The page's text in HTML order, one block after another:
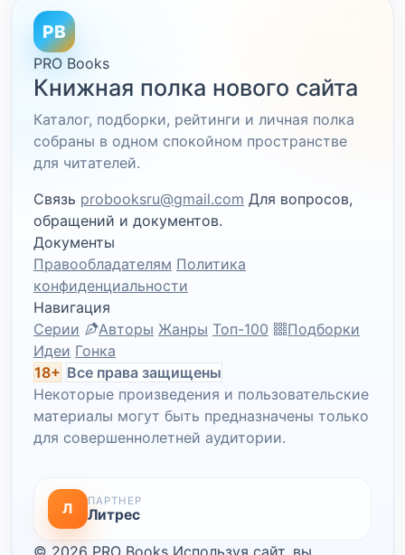
PB
PRO Books
Книжная полка нового сайта
Каталог, подборки, рейтинги и личная полка
собраны в одном спокойном пространстве
для читателей.
Связь probooksru@gmail.com Для вопросов,
обращений и документов.
Документы
Правообладателям Политика
конфиденциальности
Навигация
Серии
Авторы Жанры Топ-100
Подборки
Идеи Гонка
18+ Все права защищены
Некоторые произведения и пользовательские
материалы могут быть предназначены только
для совершеннолетней аудитории.
Л ПАРТНЕР
Литрес